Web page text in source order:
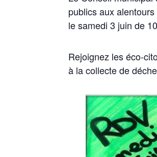
publics aux
le samedi 3 juin de
Rejoignez les éco-
à la collecte de